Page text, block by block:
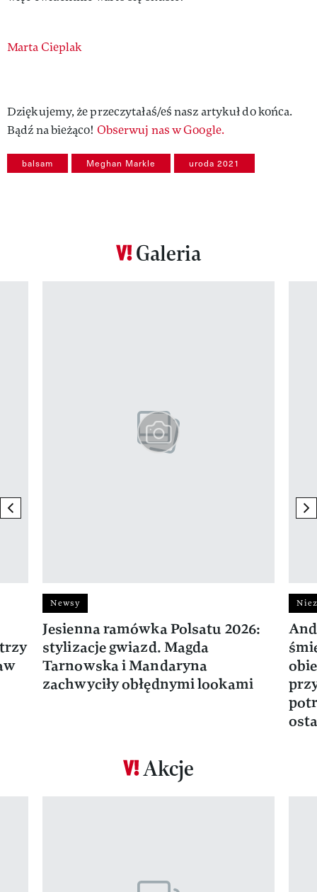
Authors
Marta Cieplak
Dziękujemy, że przeczytałaś/eś nasz artykuł do końca.
Bądź na bieżąco! Obserwuj nas w Google.
balsam Meghan Markle uroda 2021
Galeria
previous element
Newsy
Jesienna ramówka Polsatu 2026:
stylizacje gwiazd. Magda
Tarnowska i Mandaryna
zachwyciły obłędnymi lookami
Akcje